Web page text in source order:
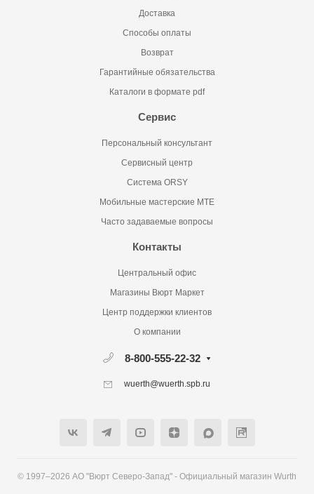
Доставка
Способы оплаты
Возврат
Гарантийные обязательства
Каталоги в формате pdf
Сервис
Персональный консультант
Сервисный центр
Система ORSY
Мобильные мастерские MTE
Часто задаваемые вопросы
Контакты
Центральный офис
Магазины Вюрт Маркет
Центр поддержки клиентов
О компании
8-800-555-22-32
wuerth@wuerth.spb.ru
© 1997–2026 АО "Вюрт Северо-Запад" - Официальный магазин Wurth